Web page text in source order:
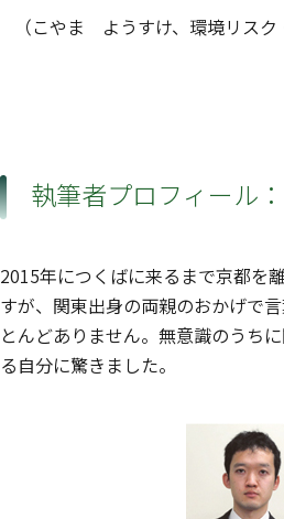
（こやま ようすけ、環境リス
執筆者プロフィール：
2015年につくばに来るまで京都を
すが、関東出身の両親のおかげで
とんどありません。無意識のうち
る自分に驚きました。